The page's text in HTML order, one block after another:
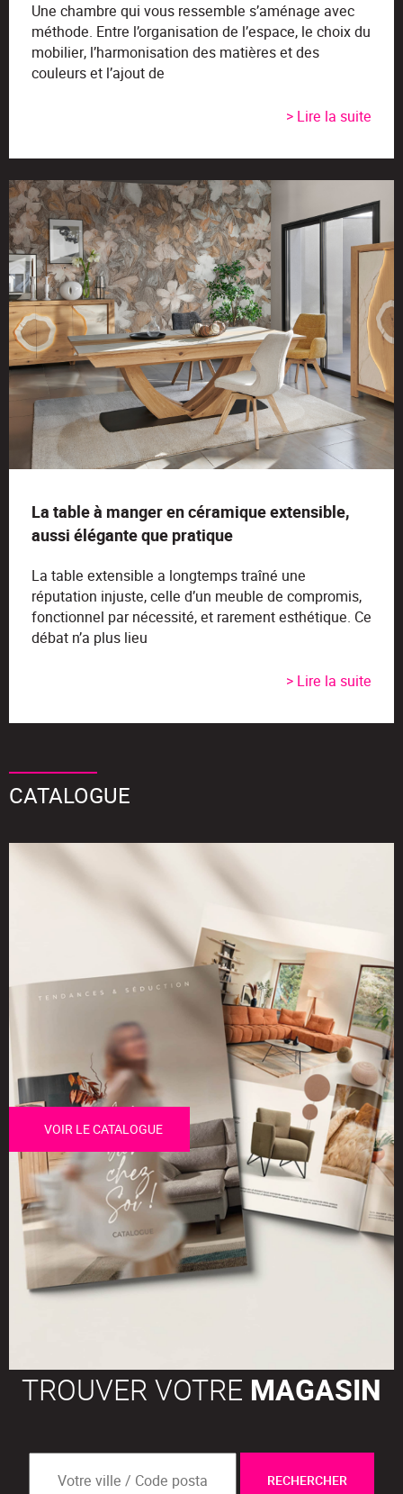
Une chambre qui vous ressemble s’aménage avec
méthode. Entre l’organisation de l’espace, le choix du
mobilier, l’harmonisation des matières et des
couleurs et l’ajout de
> Lire la suite
La table à manger en céramique extensible,
aussi élégante que pratique
La table extensible a longtemps traîné une
réputation injuste, celle d’un meuble de compromis,
fonctionnel par nécessité, et rarement esthétique. Ce
débat n’a plus lieu
> Lire la suite
CATALOGUE
VOIR LE CATALOGUE
TROUVER VOTRE MAGASIN
RECHERCHER